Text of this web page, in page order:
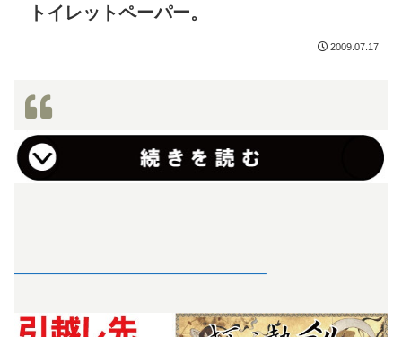
トイレットペーパー。
2009.07.17
—————————————————–